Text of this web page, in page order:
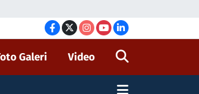
Galeri Video